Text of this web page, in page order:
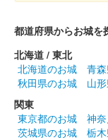
都道府県からお城を
北海道 / 東北
北海道のお城
青
秋田県のお城
山
関東
東京都のお城
神
茨城県のお城
栃